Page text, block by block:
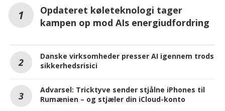
Opdateret køleteknologi tager
kampen op mod AIs energiudfordring
Danske virksomheder presser AI igennem trods
sikkerhedsrisici
Advarsel: Tricktyve sender stjålne iPhones til
Rumænien – og stjæler din iCloud-konto